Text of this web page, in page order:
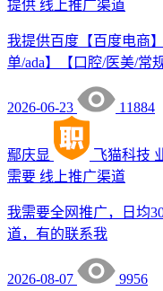
提供 线上推广渠道
我提供百度【百度电商
单/ada】【口腔/医美/常规
2026-06-23 11884
鄢庆显 飞猫科技
需要 线上推广渠道
我需要全网推广，日均
道，有的联系我
2026-08-07
9956